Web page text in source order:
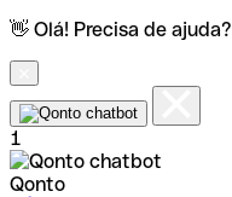
👋 Olá! Precisa de ajuda?
1
Qonto